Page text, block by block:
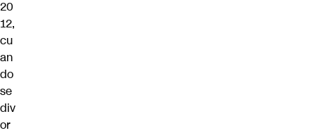
20
12,
cu
an
do
se
div
or